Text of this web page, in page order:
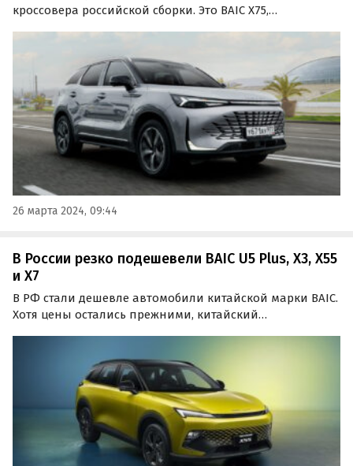
кроссовера российской сборки. Это BAIC X75,
заводе «Автотор», сообщают «Автоновости дня».
26 марта 2024, 09:44
В России резко подешевели BAIC U5 Plus, X3, X55
и X7
В РФ стали дешевле автомобили китайской марки BAIC.
Хотя цены остались прежними, китайский
доступнее на 6,8-9,1%.